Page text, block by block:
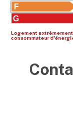
F
G
Logement extrêmement
consommateur